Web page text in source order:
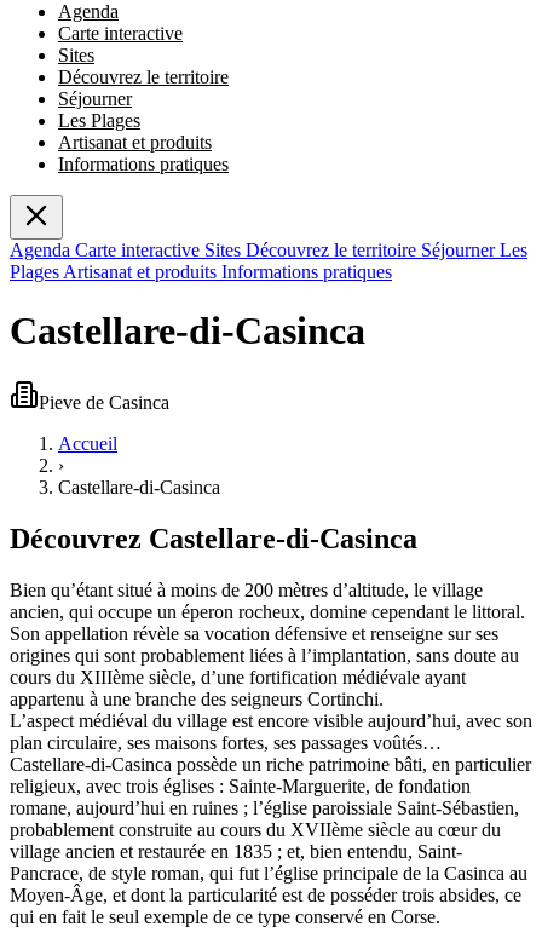
Agenda
Carte interactive
Sites
Découvrez le territoire
Séjourner
Les Plages
Artisanat et produits
Informations pratiques
Agenda Carte interactive Sites Découvrez le territoire SéjournerLes
Plages Artisanat et produits Informations pratiques
Castellare-di-Casinca
Pieve de Casinca
Accueil
›
Castellare-di-Casinca
Découvrez Castellare-di-Casinca
Bien qu’étant situé à moins de 200 mètres d’altitude, le village
ancien, qui occupe un éperon rocheux, domine cependant le littoral.
Son appellation révèle sa vocation défensive et renseigne sur ses
origines qui sont probablement liées à l’implantation, sans doute au
cours du XIIIème siècle, d’une fortification médiévale ayant
appartenu à une branche des seigneurs Cortinchi.
L’aspect médiéval du village est encore visible aujourd’hui, avec son
plan circulaire, ses maisons fortes, ses passages voûtés…
Castellare-di-Casinca possède un riche patrimoine bâti, en particulier
religieux, avec trois églises : Sainte-Marguerite, de fondation
romane, aujourd’hui en ruines ; l’église paroissiale Saint-Sébastien,
probablement construite au cours du XVIIème siècle au cœur du
village ancien et restaurée en 1835 ; et, bien entendu, Saint-
Pancrace, de style roman, qui fut l’église principale de la Casinca au
Moyen-Âge, et dont la particularité est de posséder trois absides, ce
qui en fait le seul exemple de ce type conservé en Corse.